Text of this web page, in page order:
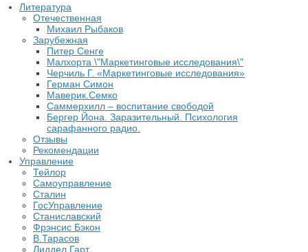
Литература
Отечественная
Михаил Рыбаков
Зарубежная
Питер Сенге
Малхорта \"Маркетинговые исследования\"
Черчиль Г. «Маркетинговые исследования»
Герман Симон
Маверик.Семко
Саммерхилл – воспитание свободой
Бергер Йона. Заразительный. Психология
сарафанного радио.
Отзывы
Рекомендации
Управление
Тейлор
Самоуправление
Сталин
ГосУправление
Станиславский
Фрэнсис Бэкон
В.Тарасов
Лиддел Гарт